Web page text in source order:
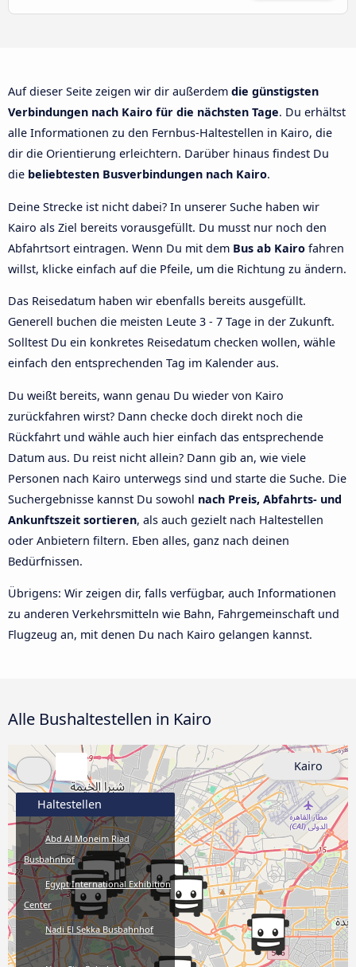
Auf dieser Seite zeigen wir dir außerdem die günstigsten
Verbindungen nach Kairo für die nächsten Tage. Du erhältst
alle Informationen zu den Fernbus-Haltestellen in Kairo, die
dir die Orientierung erleichtern. Darüber hinaus findest Du
die beliebtesten Busverbindungen nach Kairo.
Deine Strecke ist nicht dabei? In unserer Suche haben wir
Kairo als Ziel bereits vorausgefüllt. Du musst nur noch den
Abfahrtsort eintragen. Wenn Du mit dem Bus ab Kairo fahren
willst, klicke einfach auf die Pfeile, um die Richtung zu ändern.
Das Reisedatum haben wir ebenfalls bereits ausgefüllt.
Generell buchen die meisten Leute 3 - 7 Tage in der Zukunft.
Solltest Du ein konkretes Reisedatum checken wollen, wähle
einfach den entsprechenden Tag im Kalender aus.
Du weißt bereits, wann genau Du wieder von Kairo
zurückfahren wirst? Dann checke doch direkt noch die
Rückfahrt und wähle auch hier einfach das entsprechende
Datum aus. Du reist nicht allein? Dann gib an, wie viele
Personen nach Kairo unterwegs sind und starte die Suche. Die
Suchergebnisse kannst Du sowohl nach Preis, Abfahrts- und
Ankunftszeit sortieren, als auch gezielt nach Haltestellen
oder Anbietern filtern. Eben alles, ganz nach deinen
Bedürfnissen.
Übrigens: Wir zeigen dir, falls verfügbar, auch Informationen
zu anderen Verkehrsmitteln wie Bahn, Fahrgemeinschaft und
Flugzeug an, mit denen Du nach Kairo gelangen kannst.
Alle Bushaltestellen in Kairo
Haltestellen
Abd Al Moneim Riad
Busbahnhof
Egypt International Exhibition
Center
Nadi El Sekka Busbahnhof
Kairo